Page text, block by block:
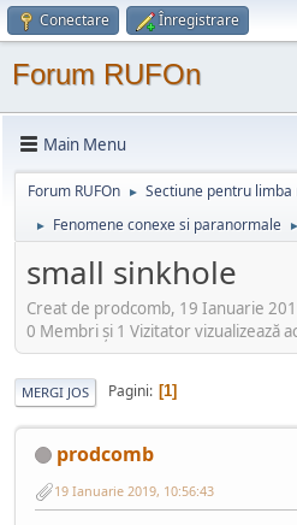
Conectare Înregistrare
Forum RUFOn
Main Menu
Forum RUFOn ► Sectiune pentru limba
► Fenomene conexe si paranormale ►
small sinkhole
Creat de prodcomb, 19 Ianuarie
0 Membri şi 1 Vizitator vizualizează
MERGI JOS Pagini 1
prodcomb
19 Ianuarie 2019, 10:56:43